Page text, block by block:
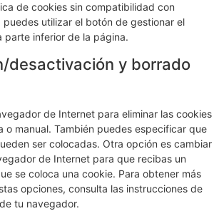
de cookies sin compatibilidad con
puedes utilizar el botón de gestionar el
parte inferior de la página.
desactivación y borrado
de Internet para eliminar las cookies
o manual. También puedes especificar que
ser colocadas. Otra opción es cambiar
de Internet para que recibas un
se coloca una cookie. Para obtener más
opciones, consulta las instrucciones de
tu navegador.